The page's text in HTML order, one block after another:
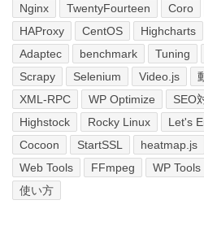
Nginx
TwentyFourteen Coro
HAProxy
CentOS Highcharts
Adaptec
benchmark Tuning
Scrapy
Selenium Video.js
XML-RPC
WP Optimize SEO
Highstock
Rocky Linux Let's
Cocoon
StartSSL heatmap.js
Web Tools
FFmpeg WP Tools
使い方